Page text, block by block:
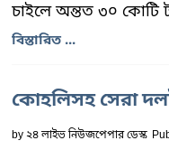
চাইলে অন্তত ৩০ কোটি
বিস্তারিত ...
কোহলিসহ সেরা
by২৪ লাইভ নিউজপেপার ডেস্ক